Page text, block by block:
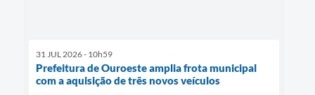
31 JUL 2026 - 10h59
Prefeitura de Ouroeste amplia frota municipal
com a aquisição de três novos veículos